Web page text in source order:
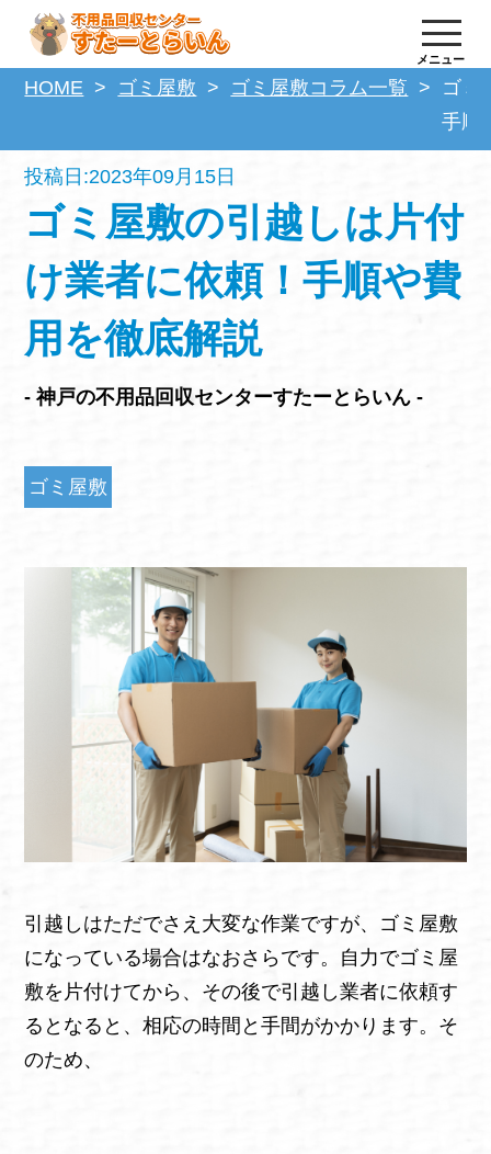
メニュー
HOME ゴミ屋敷 ゴミ屋敷コラム一覧
ゴミ
手順
投稿日:2023年09月15日
ゴミ屋敷の引越しは片付
け業者に依頼！手順や費
用を徹底解説
- 神戸の不用品回収センターすたーとらいん -
ゴミ屋敷
引越しはただでさえ大変な作業ですが、ゴミ屋敷
になっている場合はなおさらです。自力でゴミ屋
敷を片付けてから、その後で引越し業者に依頼す
るとなると、相応の時間と手間がかかります。そ
のため、